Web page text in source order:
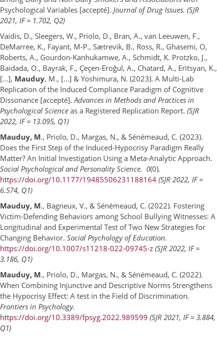
Psychological Variables [accepté]. Journal of Drug Issues. (SJR
2021, IF = 1.702, Q2)
Vaidis, D., Sleegers, W., Priolo, D., Bran, A., van Leeuwen, F.,
DeMarree, K., Fayant, M-P., Sætrevik, B., Ross, R., Ghasemi, O,
Roberts, A., Gourdon-Kanhukamwe, A., Schmidt, K. Protzko, J.,
Baidada, O., Bayrak, F., Çeçen-Eroğul, A., Chatard, A., Eritsyan, K.,
[…], Mauduy, M., […] & Yoshimura, N. (2023). A Multi-Lab
Replication of the Induced Compliance Paradigm of Cognitive
Dissonance [accepté].Advances in Methods and Practices in
Psychological Science as a Registered Replication Report. (SJR
2022, IF = 13.095, Q1)
Mauduy, M., Priolo, D., Margas, N., & Sénémeaud, C. (2023).
Does the First Step of the Induced-Hypocrisy Paradigm Really
Matter? An Initial Investigation Using a Meta-Analytic Approach.
Social Psychological and Personality Science. 0(0).
https://doi.org/10.1177/19485506231188164 (SJR 2022, IF =
6.574, Q1)
Mauduy, M., Bagneux, V., & Sénémeaud, C. (2022). Fostering
Victim-Defending Behaviors among School Bullying Witnesses: A
Longitudinal and Experimental Test of Two New Strategies for
Changing Behavior. Social Psychology of Education.
https://doi.org/10.1007/s11218-022-09745-z (SJR 2022, IF =
3.186, Q1)
Mauduy, M., Priolo, D., Margas, N., & Sénémeaud, C. (2022).
When Combining Injunctive and Descriptive Norms Strengthens
the Hypocrisy Effect: A test in the Field of Discrimination.
Frontiers in Psychology.
https://doi.org/10.3389/fpsyg.2022.989599 (SJR 2021, IF = 3.884,
Q1)